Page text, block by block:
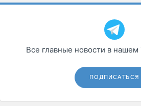
Все главные новости в нашем
ПОДПИСАТЬСЯ